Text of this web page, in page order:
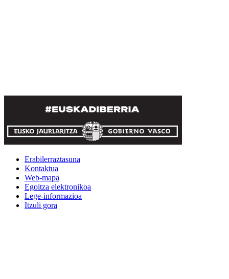
Erabilerraztasuna
Kontaktua
Web-mapa
Egoitza elektronikoa
Lege-informazioa
Itzuli gora